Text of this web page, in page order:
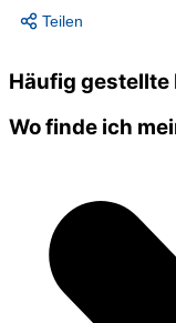
Teilen
Häufig
Wo finde ich